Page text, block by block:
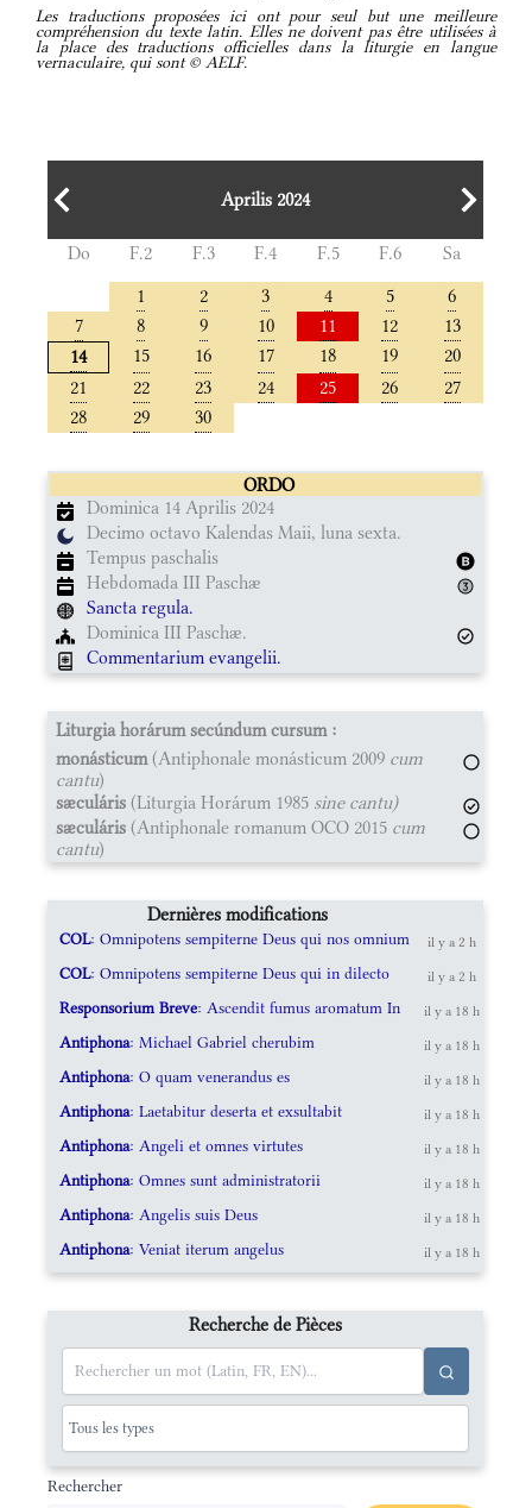
Les traductions proposées ici ont pour seul but une meilleure
compréhension du texte latin. Elles ne doivent pas être utilisées à
la place des traductions officielles dans la liturgie en langue
vernaculaire, qui sont © AELF.
Aprilis 2024
Do F.2 F.3 F.4 F.5 F.6
Sa
1
2 3 4 5
6
7
8 9 10 11 12
13
14
15 16 17 18 19
20
21
22 23 24 25 26
27
28
29 30
ORDO
Dominica 14 Aprilis 2024
Decimo octavo Kalendas Maii, luna sexta.
Tempus paschalis
Hebdomada III Paschæ
Sancta regula.
Dominica III Paschæ.
Commentarium evangelii.
Liturgia horárum secúndum cursum :
monásticum(Antiphonale monásticum 2009 cum
cantu)
sæculáris (Liturgia Horárum 1985 sine cantu)
sæculáris (Antiphonale romanum OCO 2015 cum
cantu)
Dernières modifications
COL: Omnipotens sempiterne Deus qui nos omnium il y a 2 h
COL: Omnipotens sempiterne Deus qui in dilecto il y a 2 h
Responsorium Breve: Ascendit fumus aromatum In il y a 18 h
Antiphona: Michael Gabriel cherubim il y a 18 h
Antiphona: O quam venerandus es il y a 18 h
Antiphona: Laetabitur deserta et exsultabit il y a 18 h
Antiphona: Angeli et omnes virtutes il y a 18 h
Antiphona: Omnes sunt administratorii il y a 18 h
Antiphona: Angelis suis Deus il y a 18 h
Antiphona: Veniat iterum angelus il y a 18 h
Recherche de Pièces
Rechercher